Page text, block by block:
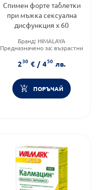
Спимен форте таблетки
при мъжка сексуална
дисфункция х 60
Бранд: HIMALAYA
Предназначено за: възрастни
230 € / 450 лв.
ПОРЪЧАЙ